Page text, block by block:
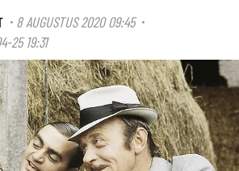
· 8 AUGUSTUS 2020 09:45·
25 19:31